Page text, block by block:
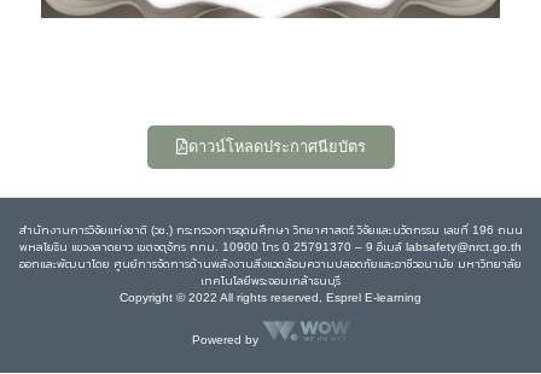
ดาวน์โหลดประกาศนียบัตร
สำนักงานการวิจัยแห่งชาติ (วช.) กระทรวงการอุดมศึกษา วิทยาศาสตร์ วิจัยและนวัตกรรม เลขที่ 196 ถนน
พหลโยธิน แขวงลาดยาว เขตจตุจักร กทม. 10900 โทร 0 25791370 – 9 อีเมล์ labsafety@nrct.go.th
ออกและพัฒนาโดย ศูนย์การจัดการด้านพลังงานสิ่งแวดล้อมความปลอดภัยและอาชีวอนามัย มหาวิทยาลัย
เทคโนโลยีพระจอมเกล้าธนบุรี
Copyright © 2022 All rights reserved, Esprel E-learning
Powered by